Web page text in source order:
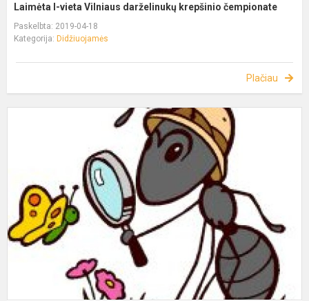
Laimėta I-vieta Vilniaus darželinukų krepšinio čempionate
Paskelbta: 2019-04-18
Kategorija: Didžiuojamės
Plačiau